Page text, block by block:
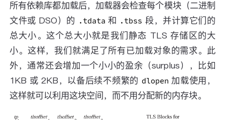
所有依赖库都加载后，加载器会检查每个模块（二进制
文件或 DSO）的 .tdata 和 .tbss 段，并计算它们的
总大小。这个总大小就是我们静态 TLS 存储区的大
小。这样，我们就满足了所有已加载对象的需求。此
外，通常还会增加一个小小的盈余（surplus），比如
1KB 或 2KB，以备后续不频繁的 dlopen 加载使用，
这样就可以利用这块空间，而不用分配新的内存块。